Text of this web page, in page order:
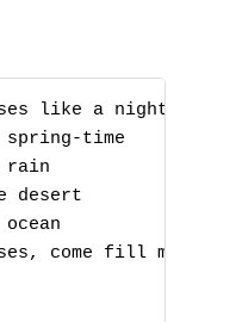
like a night in
time
rain
desert
come fill me